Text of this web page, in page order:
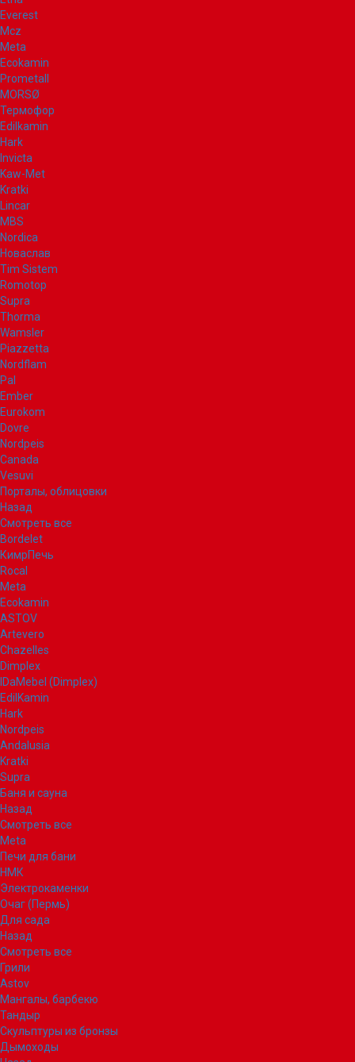
Everest
Mcz
Meta
Ecokamin
Prometall
MORSØ
Термофор
Edilkamin
Hark
Invicta
Kaw-Met
Kratki
Lincar
MBS
Nordica
Новаслав
Tim Sistem
Romotop
Supra
Thorma
Wamsler
Piazzetta
Nordflam
Pal
Ember
Eurokom
Dovre
Nordpeis
Canada
Vesuvi
Порталы, облицовки
Назад
Смотреть все
Bordelet
КимрПечь
Rocal
Meta
Ecokamin
ASTOV
Artevero
Chazelles
Dimplex
IDaMebel (Dimplex)
EdilKamin
Hark
Nordpeis
Andalusia
Kratki
Supra
Баня и сауна
Назад
Смотреть все
Meta
Печи для бани
НМК
Электрокаменки
Очаг (Пермь)
Для сада
Назад
Смотреть все
Грили
Astov
Мангалы, барбекю
Тандыр
Скульптуры из бронзы
Дымоходы